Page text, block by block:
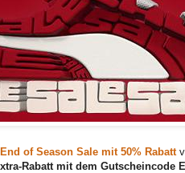
End of Season Sale mit 50% Rabatt
Rabatt mit dem Gutscheincode